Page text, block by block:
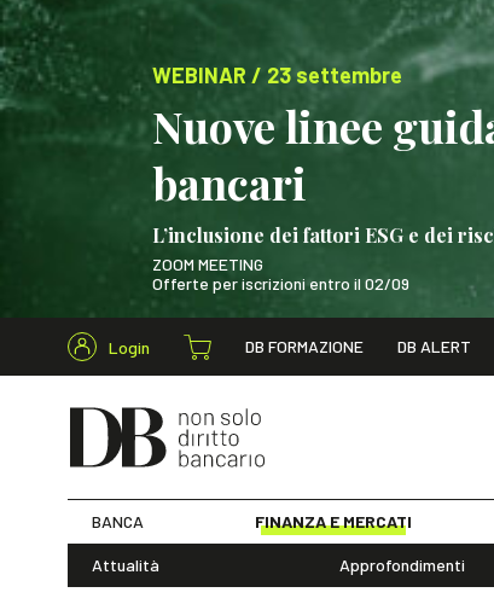
WEBINAR / 23 settembre
Nuove linee
bancari
L’inclusione dei fattori ESG e dei
ZOOM MEETING
Offerte per iscrizioni entro il 02/09
WEBINAR / 23
Login DB FORMAZIONE DB ALERT
BANCA FINANZA E MERCATI
Attualità Approfondimenti